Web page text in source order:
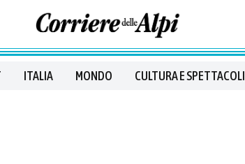
ITALIA MONDO CULTURA E SPETTACOLI